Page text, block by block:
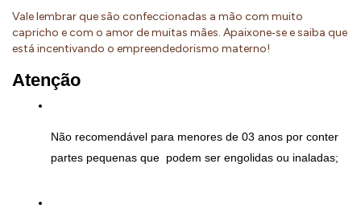
Vale lembrar que são confeccionadas a mão com muito
capricho e com o amor de muitas mães. Apaixone‐se e saiba que
está incentivando o empreendedorismo materno!
Atenção
Não recomendável para menores de 03 anos por conter
partes pequenas que  podem ser engolidas ou inaladas;